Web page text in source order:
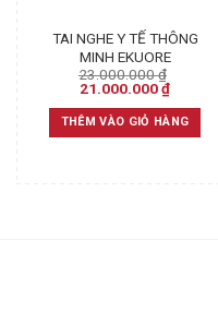
TAI NGHE Y TẾ THÔNG
MINH EKUORE
23.000.000₫
Original
was:
23.000.000 ₫.
21.000.000₫Current
is:
THÊM VÀO GIỎ HÀNG